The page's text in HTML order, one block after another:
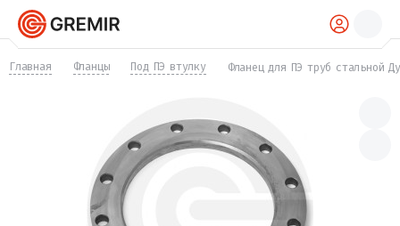
Переходы
Тройники
Заглушки
Главная Фланцы Под ПЭ втулку Фланец для ПЭ труб стальной